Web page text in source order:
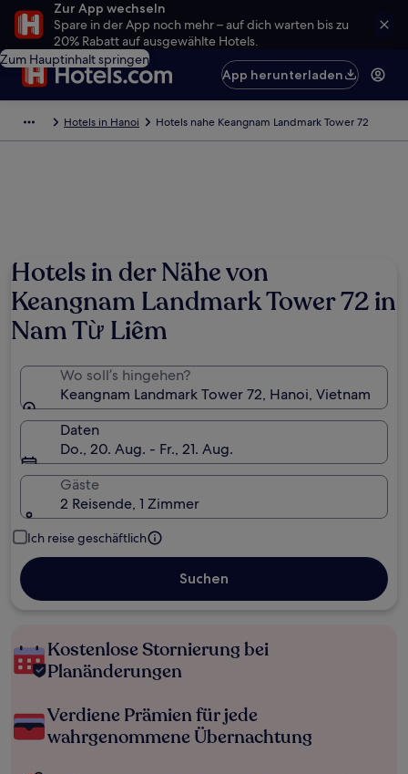
Zur App wechseln
Spare in der App noch mehr – auf dich warten bis zu
20% Rabatt auf ausgewählte Hotels.
Zum Hauptinhalt springen
App herunterladen
Hotels in Hanoi Hotels nahe Keangnam Landmark Tower 72
Hotels in der Nähe von
Keangnam Landmark Tower 72 in
Nam Từ Liêm
Wo soll’s hingehen?
Keangnam Landmark Tower 72, Hanoi, Vietnam
Daten
Do., 20. Aug. - Fr., 21. Aug.
Gäste
2 Reisende, 1 Zimmer
Ich reise geschäftlich
Suchen
Kostenlose Stornierung bei
Planänderungen
Verdiene Prämien für jede
wahrgenommene Übernachtung